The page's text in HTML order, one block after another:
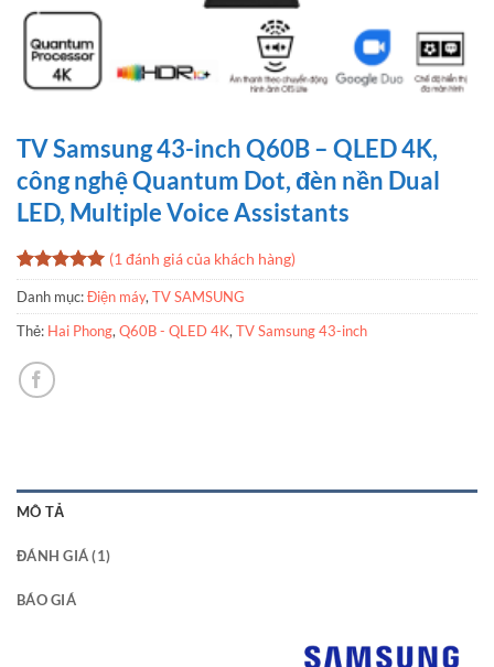
TV Samsung 43-inch Q60B – QLED 4K,
công nghệ Quantum Dot, đèn nền Dual
LED, Multiple Voice Assistants
5trên 5
dựa trên
1
đánh giá
(1 đánh giá của khách hàng)
Danh mục:Điện máy, TV SAMSUNG
Thẻ: Hai Phong, Q60B - QLED 4K, TV Samsung 43-inch
MÔ TẢ
ĐÁNH GIÁ (1)
BÁO GIÁ